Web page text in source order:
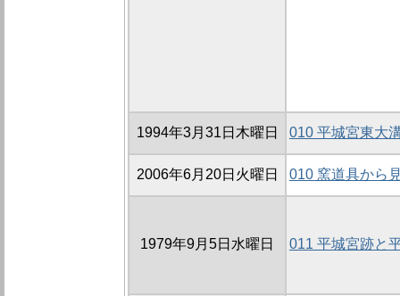
1994年3月31日木曜日 010 平城宮東大
2006年6月20日火曜日 010 窯道具から
1979年9月5日水曜日 011 平城宮跡と